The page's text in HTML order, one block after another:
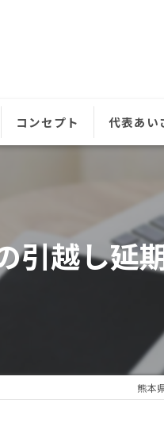
コンセプト 代表あい
引越し延
熊本